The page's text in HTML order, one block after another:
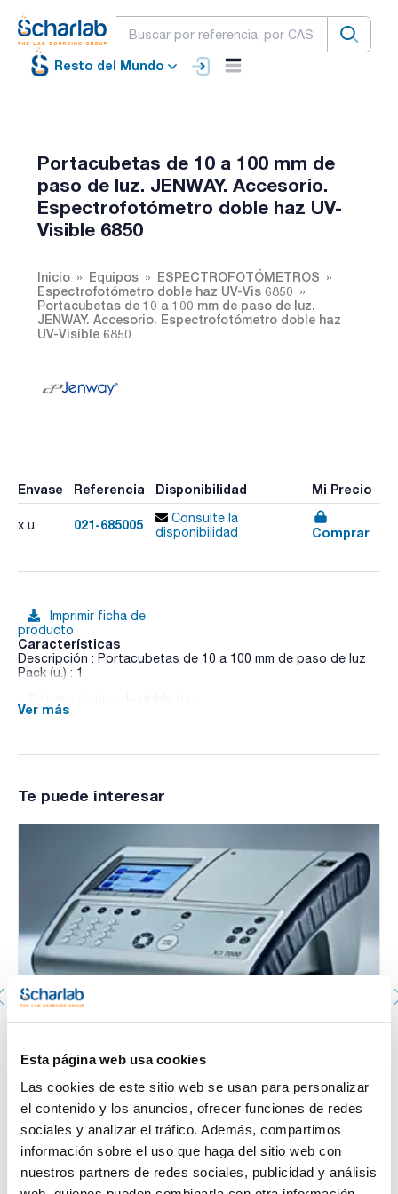
Esta página web usa cookies
Las cookies de este sitio web se usan para personalizar
el contenido y los anuncios, ofrecer funciones de redes
sociales y analizar el tráfico. Además, compartimos
información sobre el uso que haga del sitio web con
nuestros partners de redes sociales, publicidad y análisis
Resto del Mundo
Portacubetas de 10 a 100 mm de
paso de luz. JENWAY. Accesorio.
Espectrofotómetro doble haz UV-
Visible 6850
Inicio Equipos
ESPECTROFOTÓMETROS
Espectrofotómetro doble haz UV-Vis 6850
Portacubetas de 10 a 100 mm de paso de luz.
JENWAY. Accesorio. Espectrofotómetro doble haz
UV-Visible 6850
Envase Referencia Disponibilidad Mi Precio
x u. 021-685005
Consulte la
disponibilidad
Comprar
Imprimir ficha de
producto
Características
Descripción : Portacubetas de 10 a 100 mm de paso de luz
Pack (u.) : 1
- Ancho de banda espectral variable (0.5, 1, 2, 4, 5nm)
- Conforme a EP
- Puerto USB
posiciones de muestra y referencia, memoria USB de 4Gb y
software, funda y manual de instrucciones.
Ver más
Te puede interesar
Espectrofotómetro XD 7000, 320-1100nm. LOVIBOND.
Envase
Disponibilidad :Ver stock
Mi precio: Comprar